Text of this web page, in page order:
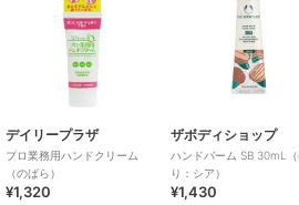
デイリープラザ
プロ業務用ハンドクリーム
（のばら）
¥1,320
ザボディショップ
ハンドバーム SB 30mL（
り：シア）
¥1,430